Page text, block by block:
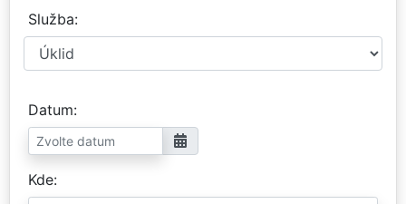
Služba
Datum
Kde